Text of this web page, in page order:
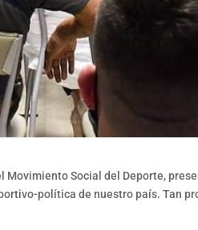
Movimiento Social del Deporte,
política de nuestro país. Tan